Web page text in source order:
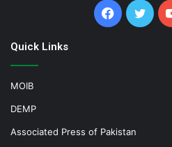
Facebook
Quick Links
MOIB
DEMP
Associated Press of Pakistan